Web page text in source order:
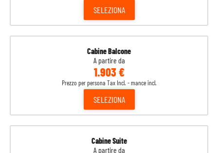
SELEZIONA
Cabine Balcone
A partire da
1.903 €
Prezzo per persona Tax Incl. - mance incl.
SELEZIONA
Cabine Suite
A partire da